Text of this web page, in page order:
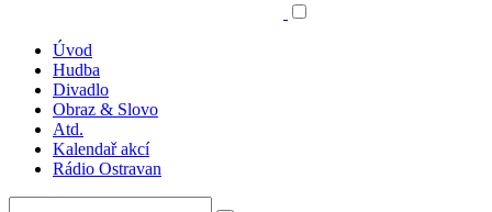
Úvod
Hudba
Divadlo
Obraz & Slovo
Atd.
Kalendař akcí
Rádio Ostravan